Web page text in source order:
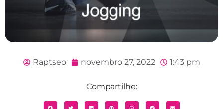
Raptseo novembro 27, 2022 1:43 pm
Compartilhe: